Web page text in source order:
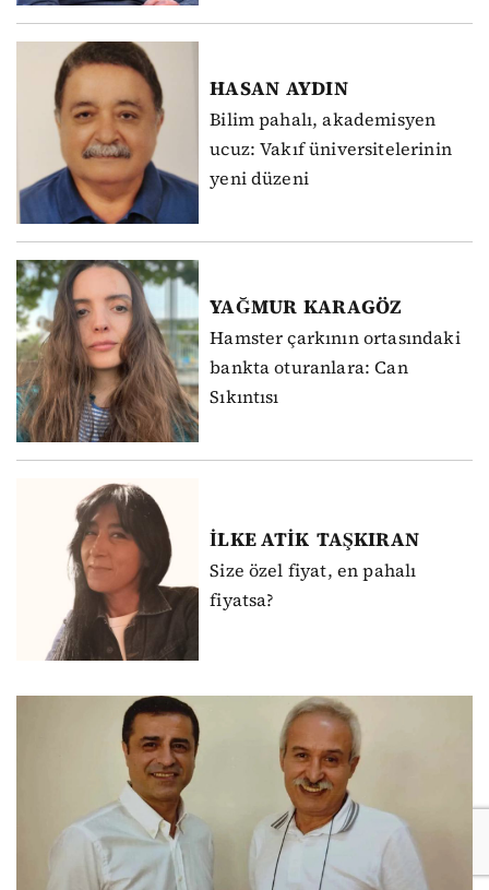
HASAN AYDIN
Bilim pahalı, akademisyen
ucuz: Vakıf üniversitelerinin
yeni düzeni
YAĞMUR KARAGÖZ
Hamster çarkının ortasındaki
bankta oturanlara: Can
Sıkıntısı
İLKE ATİK TAŞKIRAN
Size özel fiyat, en pahalı
fiyatsa?